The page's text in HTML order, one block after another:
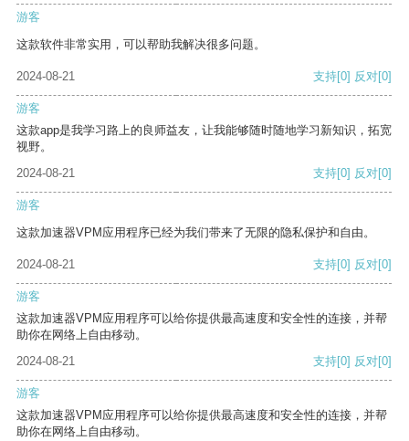
游客
这款软件非常实用，可以帮助我解决很多问题。
2024-08-21 支持[0] 反对[0]
游客
这款app是我学习路上的良师益友，让我能够随时随地学习新知识，拓宽
视野。
2024-08-21
支持[0] 反对[0]
游客
这款加速器VPM应用程序已经为我们带来了无限的隐私保护和自由。
2024-08-21 支持[0] 反对[0]
游客
这款加速器VPM应用程序可以给你提供最高速度和安全性的连接，并帮
助你在网络上自由移动。
2024-08-21
支持[0] 反对[0]
游客
这款加速器VPM应用程序可以给你提供最高速度和安全性的连接，并帮
助你在网络上自由移动。